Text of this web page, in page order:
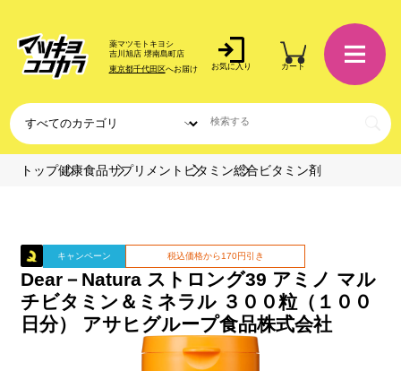
薬マツモトキヨシ
吉川旭店 堺南島町店
東京都千代田区へお届け お気に入り カート
トップ健康食品サプリメント ビタミン総合ビタミン剤
キャンペーン 税込価格から170円引き
Dear－Natura ストロング39 アミノ マル
チビタミン＆ミネラル ３００粒（１００
日分） アサヒグループ食品株式会社